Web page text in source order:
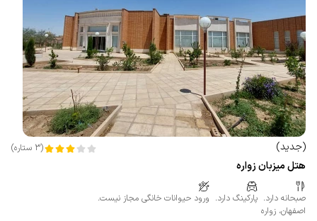
(جدید)
(
3 ستاره)
هتل میزبان زواره
صبحانه دارد. پارکینگ دارد. ورود حیوانات خانگی مجاز نیست.
اصفهان، زواره